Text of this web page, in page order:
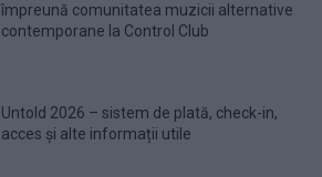
împreună comunitatea muzicii alternative
contemporane la Control Club
Untold 2026 – sistem de plată, check-in,
acces și alte informații utile